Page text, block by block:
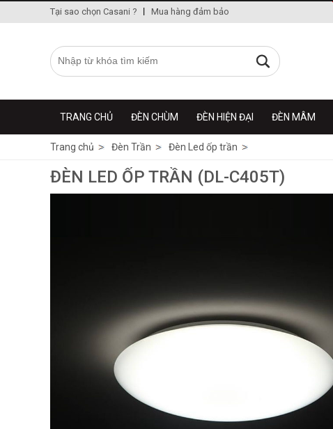
Tại sao chọn Casani ? Mua hàng đảm bảo
TRANG CHỦ ĐÈN CHÙM ĐÈN HIỆN ĐẠI ĐÈN MÂM
Trang chủ Đèn Trần Đèn Led ốp trần
ĐÈN LED ỐP TRẦN (DL-C405T)